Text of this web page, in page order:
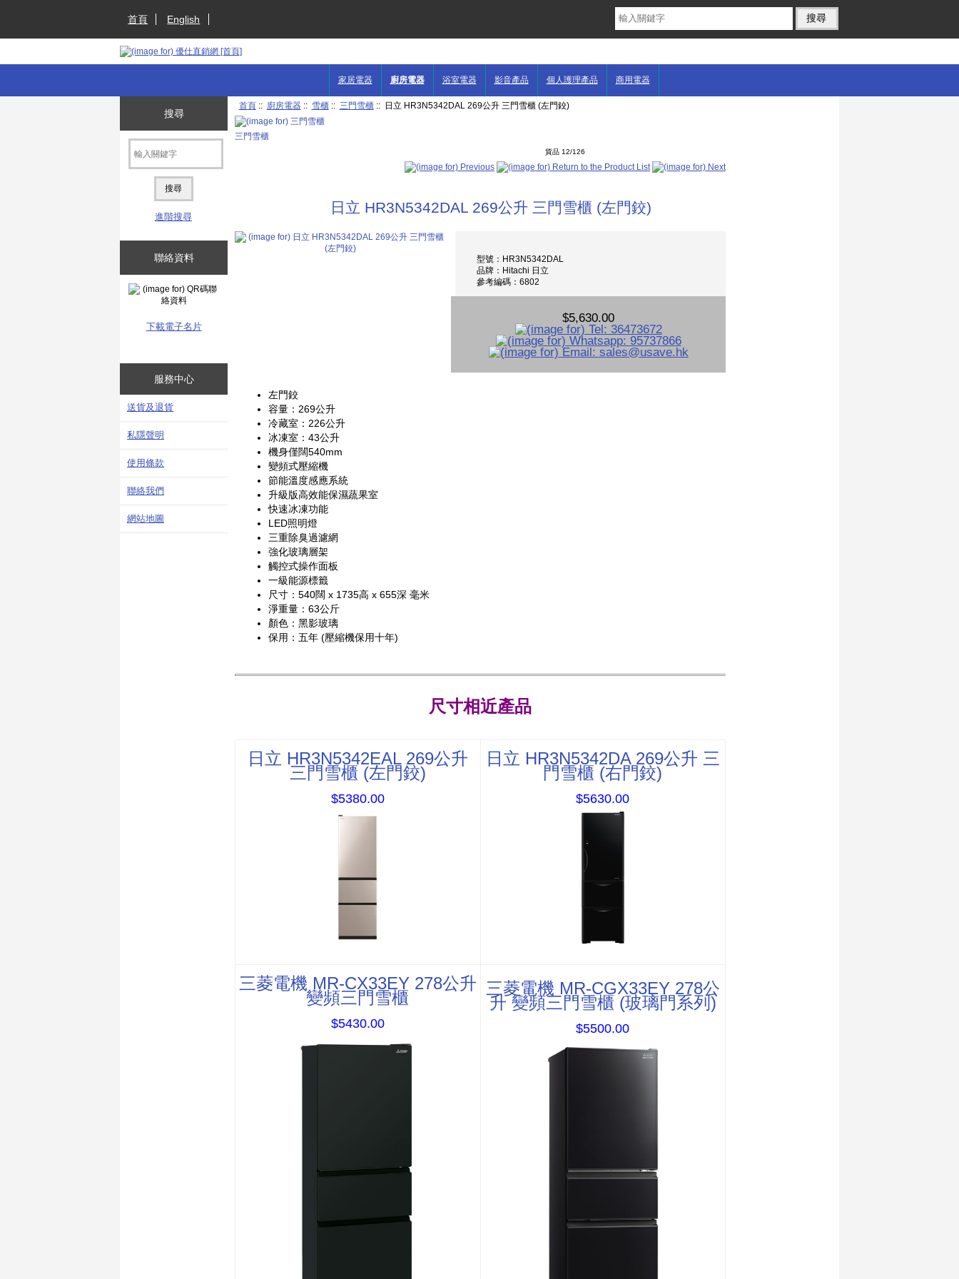
首頁 English
家居電器 廚房電器 浴室電器 影音產品 個人護理產品 商用電器
搜尋
進階搜尋
聯絡資料
下載電子名片
服務中心
送貨及退貨
私隱聲明
使用條款
聯絡我們
網站地圖
首頁:: 廚房電器:: 雪櫃:: 三門雪櫃:: 日立 HR3N5342DAL 269公升 三門雪櫃 (左門鉸)
三門雪櫃
貨品 12/126
日立 HR3N5342DAL 269公升 三門雪櫃 (左門鉸)
型號：HR3N5342DAL
品牌：Hitachi 日立
參考編碼：6802
$5,630.00
左門鉸
容量：269公升
冷藏室：226公升
冰凍室：43公升
機身僅闊540mm
變頻式壓縮機
節能溫度感應系統
升級版高效能保濕蔬果室
快速冰凍功能
LED照明燈
三重除臭過濾網
強化玻璃層架
觸控式操作面板
一級能源標籤
尺寸：540闊 x 1735高 x 655深 毫米
淨重量：63公斤
顏色：黑影玻璃
保用：五年 (壓縮機保用十年)
尺寸相近產品
日立 HR3N5342EAL 269公升
三門雪櫃 (左門鉸)
$5380.00
日立 HR3N5342DA 269公升 三
門雪櫃 (右門鉸)
$5630.00
三菱電機 MR-CX33EY 278公升
變頻三門雪櫃
$5430.00
三菱電機 MR-CGX33EY 278公
升 變頻三門雪櫃 (玻璃門系列)
$5500.00